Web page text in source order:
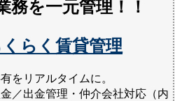
を一元管理！！
らく賃貸管理
をリアルタイムに。
／出金管理・仲介会社対応（内